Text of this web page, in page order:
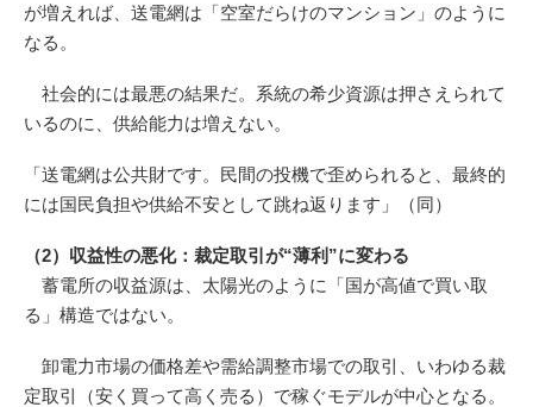
が増えれば、送電網は「空室だらけのマンション」のように
なる。
社会的には最悪の結果だ。系統の希少資源は押さえられて
いるのに、供給能力は増えない。
「送電網は公共財です。民間の投機で歪められると、最終的
には国民負担や供給不安として跳ね返ります」（同）
（2）収益性の悪化：裁定取引が“薄利”に変わる
蓄電所の収益源は、太陽光のように「国が高値で買い取
る」構造ではない。
卸電力市場の価格差や需給調整市場での取引、いわゆる裁
定取引（安く買って高く売る）で稼ぐモデルが中心となる。